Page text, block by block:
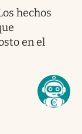
hechos
en el